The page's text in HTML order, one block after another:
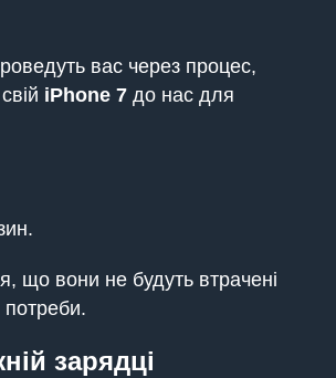
вас через процес,
iPhone 7 до нас для
що вони не будуть втрачені
потреби.
зарядці